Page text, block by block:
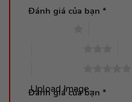
Upload Image...
Đánh giá của bạn *
Đánh giá của bạn *